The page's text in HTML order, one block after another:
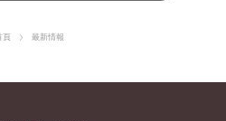
頁 最新情報